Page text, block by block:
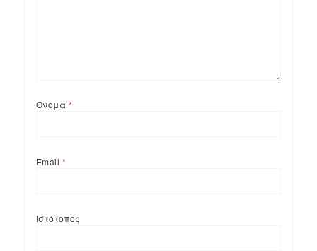
Όνομα *
Email *
Ιστότοπος